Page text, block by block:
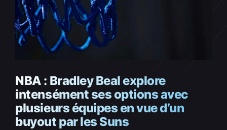
NBA : Bradley Beal explore
intensément ses options avec
plusieurs équipes en vue d’un
buyout par les Suns